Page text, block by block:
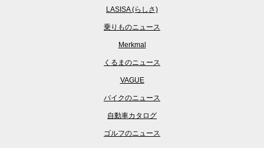
LASISA (らしさ)
乗りものニュース
Merkmal
くるまのニュース
VAGUE
バイクのニュース
自動車カタログ
ゴルフのニュース